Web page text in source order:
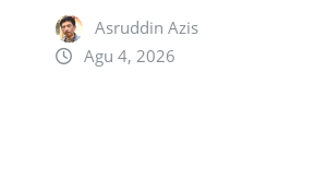
Asruddin Azis
Agu 4, 2026